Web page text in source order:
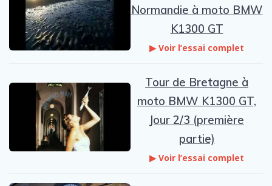
Normandie à moto BMW
K1300 GT
▶ Voir l’essai complet
Tour de Bretagne à
moto BMW K1300 GT,
Jour 2/3 (première
partie)
▶ Voir l’essai complet